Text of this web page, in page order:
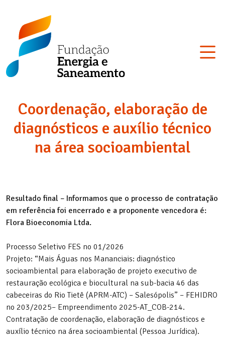
content
Fundação
Energia
Saneamento
Coordenação, elaboração de
diagnósticos e auxílio técnico
na área socioambiental
Resultado final – Informamos que o processo de contratação
em referência foi encerrado e a proponente vencedora é:
Flora Bioeconomia Ltda.
Processo Seletivo FES no 01/2026
Projeto: “Mais Águas nos Mananciais: diagnóstico
socioambiental para elaboração de projeto executivo de
restauração ecológica e biocultural na sub-bacia 46 das
cabeceiras do Rio Tietê (APRM-ATC) – Salesópolis” – FEHIDRO
no 203/2025– Empreendimento 2025-AT_COB-214.
Contratação de coordenação, elaboração de diagnósticos e
auxílio técnico na área socioambiental (Pessoa Jurídica).